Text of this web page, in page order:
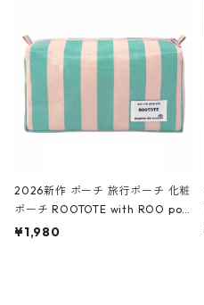
ーガンディー、オフホワイト
2026新作 ポーチ 旅行ポーチ 化粧
ポーチ ROOTOTE with ROO pou
ch 3532 ルートート WR.ポーチ.ラ
¥1,980